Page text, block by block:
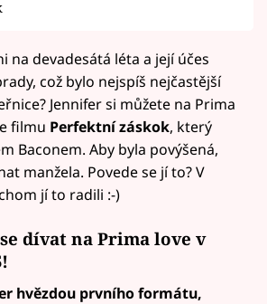
na devadesátá léta a její účes
což bylo nejspíš nejčastější
Jennifer si můžete na Prima
filmu Perfektní záskok, který
Baconem. Aby byla povýšená,
manžela. Povede se jí to? V
jí to radili :-)
dívat na Prima love v
hvězdou prvního formátu,